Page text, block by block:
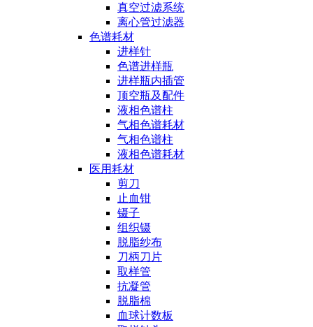
真空过滤系统
离心管过滤器
色谱耗材
进样针
色谱进样瓶
进样瓶内插管
顶空瓶及配件
液相色谱柱
气相色谱耗材
气相色谱柱
液相色谱耗材
医用耗材
剪刀
止血钳
镊子
组织镊
脱脂纱布
刀柄刀片
取样管
抗凝管
脱脂棉
血球计数板